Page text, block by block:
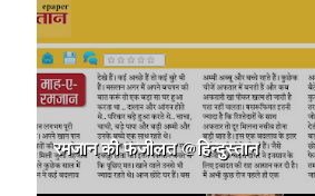
रमजान की फजीलत @हिन्दुस्तान